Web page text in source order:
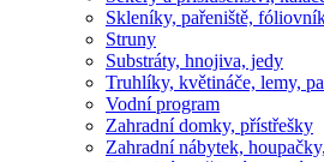
Skleníky, pařeniště,
Struny
Substráty, hnojiva, jedy
Truhlíky, květináče, lemy,
Vodní program
Zahradní domky, přístřešky
Zahradní nábytek,